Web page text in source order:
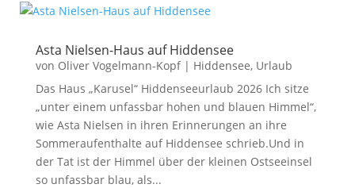
Asta Nielsen-Haus auf Hiddensee
von Oliver Vogelmann-Kopf| Hiddensee, Urlaub
Das Haus „Karusel“ Hiddenseeurlaub 2026 Ich sitze
„unter einem unfassbar hohen und blauen Himmel“,
wie Asta Nielsen in ihren Erinnerungen an ihre
Sommeraufenthalte auf Hiddensee schrieb.Und in
der Tat ist der Himmel über der kleinen Ostseeinsel
so unfassbar blau, als...